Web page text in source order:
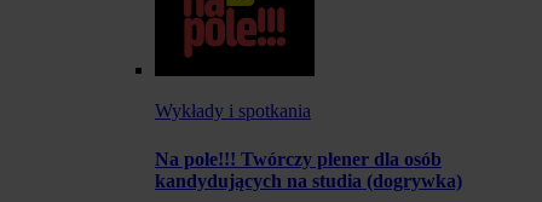
Wykłady i spotkania
Na pole!!! Twórczy plener dla osób
kandydujących na studia (dogrywka)